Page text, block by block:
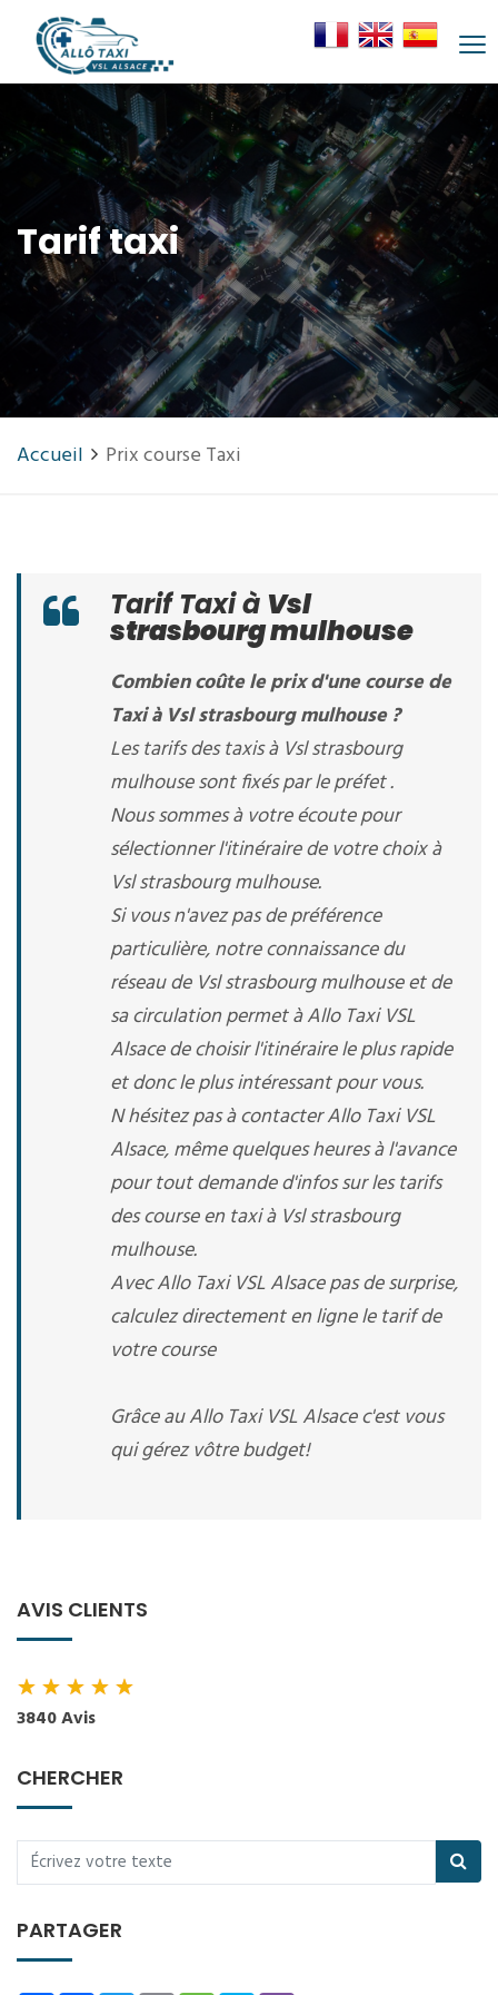
Tarif taxi
Accueil Prix course Taxi
Tarif Taxi à Vsl
strasbourg mulhouse
Combien coûte le prix d'une course de
Taxi à Vsl strasbourg mulhouse ?
Les tarifs des taxis à Vsl strasbourg
mulhouse sont fixés par le préfet .
Nous sommes à votre écoute pour
sélectionner l'itinéraire de votre choix à
Vsl strasbourg mulhouse.
Si vous n'avez pas de préférence
particulière, notre connaissance du
réseau de Vsl strasbourg mulhouse et de
sa circulation permet à Allo Taxi VSL
Alsace de choisir l'itinéraire le plus rapide
et donc le plus intéressant pour vous.
N hésitez pas à contacter Allo Taxi VSL
Alsace, même quelques heures à l'avance
pour tout demande d'infos sur les tarifs
des course en taxi à Vsl strasbourg
mulhouse.
Avec Allo Taxi VSL Alsace pas de surprise,
calculez directement en ligne le tarif de
votre course
Grâce au Allo Taxi VSL Alsace c'est vous
qui gérez vôtre budget!
AVIS CLIENTS
★★★★★
3840 Avis
CHERCHER
PARTAGER